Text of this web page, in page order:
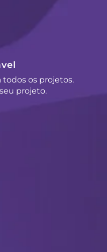
todos os projetos.
projeto.